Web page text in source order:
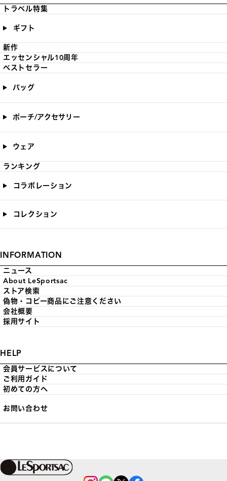
トラベル特集
ギフト
新作
エッセンシャル10周年
ベストセラー
バッグ
ポーチ/アクセサリー
ウェア
ランキング
コラボレーション
コレクション
INFORMATION
ニュース
About LeSportsac
ストア検索
偽物・コピー商品にご注意ください
会社概要
採用サイト
HELP
会員サービスについて
ご利用ガイド
初めての方へ
お問い合わせ